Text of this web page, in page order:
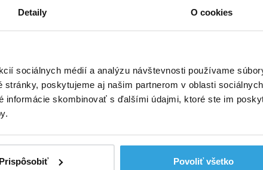
Detaily O cookies
sociálnych médií a analýzu návštevnosti používame
poskytujeme aj našim partnerom v oblasti sociálnych
informácie skombinovať s ďalšími údajmi, ktoré ste im
Prispôsobiť Povoliť všetko
57,08 EUR
Podložka pod bazén s priemerom 2,5m
VI